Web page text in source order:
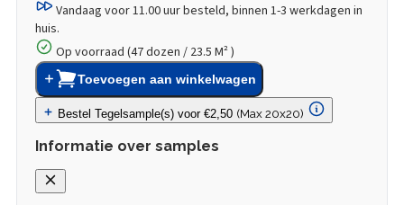
Vandaag voor 11.00 uur besteld, binnen 1-3 werkdagen in
huis.
Op voorraad (47 dozen / 23.5 M² )
Toevoegen aan winkelwagen
Bestel Tegelsample(s) voor €2,50 (Max 20x20)
Informatie over samples